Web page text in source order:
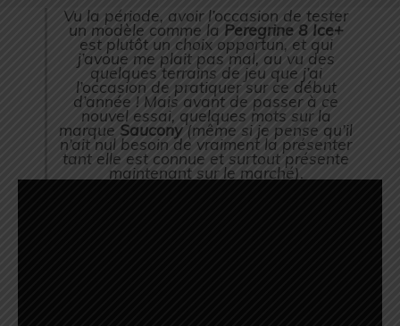
Vu la période, avoir l’occasion de tester
un modèle comme la Peregrine 8 Ice+
est plutôt un choix opportun, et qui
j’avoue me plait pas mal, au vu des
quelques terrains de jeu que j’ai
l’occasion de pratiquer sur ce début
d’année ! Mais avant de passer à ce
nouvel essai, quelques mots sur la
marque Saucony(même si je pense qu’il
n’ait nul besoin de vraiment la présenter
tant elle est connue et surtout présente
maintenant sur le marché).